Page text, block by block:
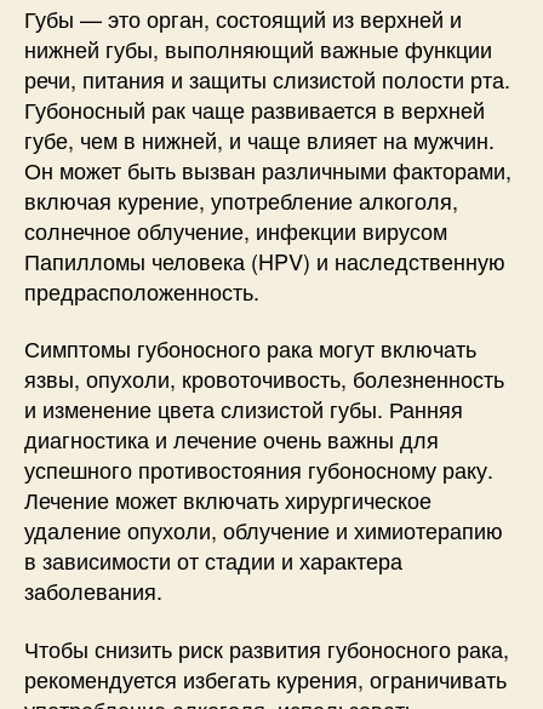
Губы — это орган, состоящий из верхней и
нижней губы, выполняющий важные функции
речи, питания и защиты слизистой полости рта.
Губоносный рак чаще развивается в верхней
губе, чем в нижней, и чаще влияет на мужчин.
Он может быть вызван различными факторами,
включая курение, употребление алкоголя,
солнечное облучение, инфекции вирусом
Папилломы человека (HPV) и наследственную
предрасположенность.
Симптомы губоносного рака могут включать
язвы, опухоли, кровоточивость, болезненность
и изменение цвета слизистой губы. Ранняя
диагностика и лечение очень важны для
успешного противостояния губоносному раку.
Лечение может включать хирургическое
удаление опухоли, облучение и химиотерапию
в зависимости от стадии и характера
заболевания.
Чтобы снизить риск развития губоносного рака,
рекомендуется избегать курения, ограничивать